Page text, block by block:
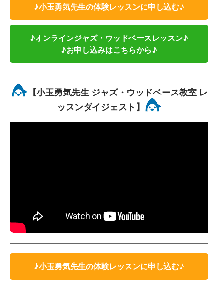
♪小玉勇気先生の体験レッスンに申し込む♪
♪オンラインジャズ・ウッドベースレッスン♪
♪お申し込みはこちらから♪
【小玉勇気先生 ジャズ・ウッドベース教室 レ
ッスンダイジェスト】
♪小玉勇気先生の体験レッスンに申し込む♪